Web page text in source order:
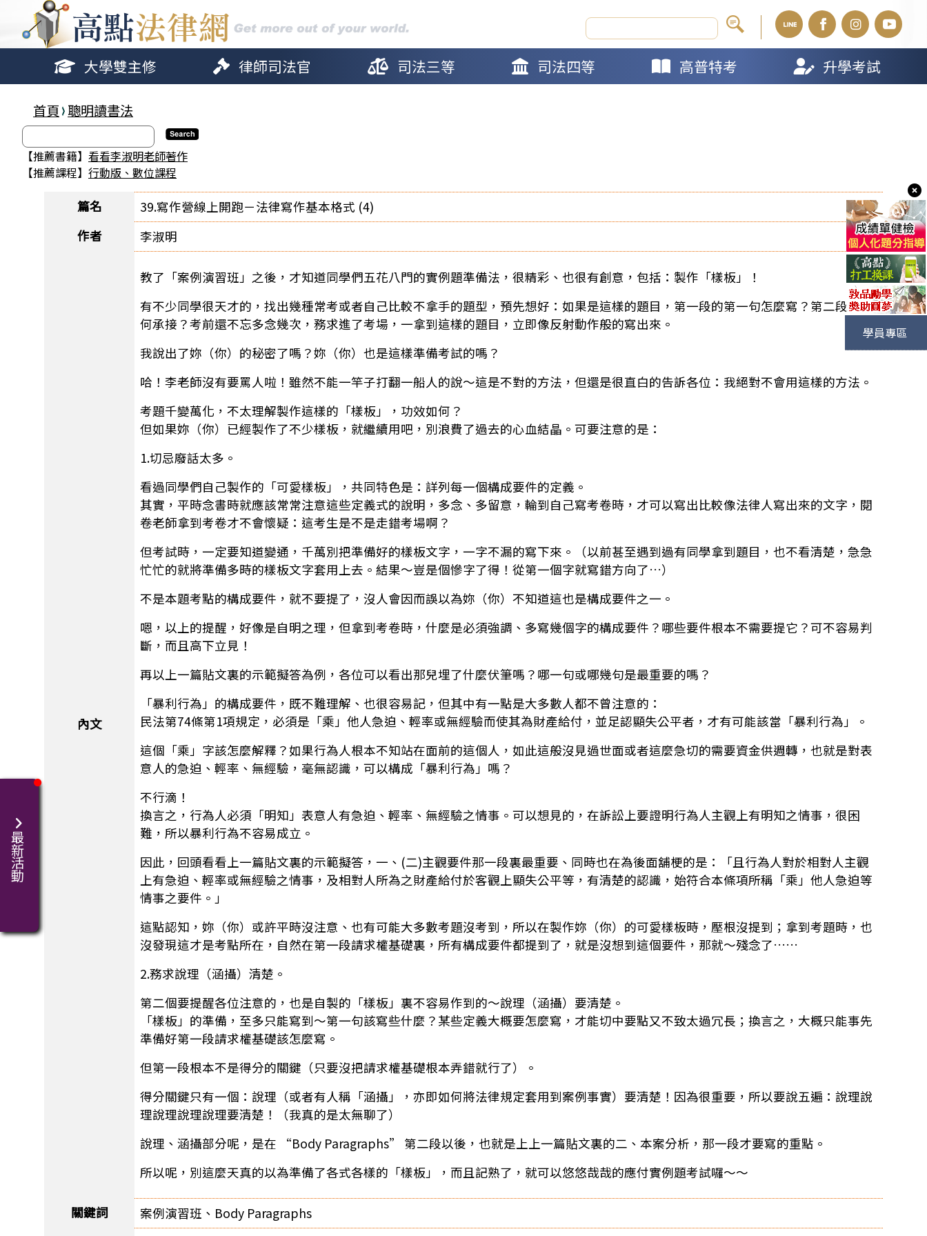
大學雙主修 律師司法官 司法三等 司法四等 高普特考 升學考試
首頁 聰明讀書法
【推薦書籍】 看看李淑明老師著作
【推薦課程】 行動版、數位課程
篇名
39.寫作營線上開跑－法律寫作基本格式 (4)
作者
李淑明
內文
教了「案例演習班」之後，才知道同學們五花八門的實例題準備法，很精彩、也很有創意，包括：製作「樣板」！
有不少同學很天才的，找出幾種常考或者自己比較不拿手的題型，預先想好：如果是這樣的題目，第一段的第一句怎麼寫？第二段又如
何承接？考前還不忘多念幾次，務求進了考場，一拿到這樣的題目，立即像反射動作般的寫出來。
我說出了妳（你）的秘密了嗎？妳（你）也是這樣準備考試的嗎？
哈！李老師沒有要罵人啦！雖然不能一竿子打翻一船人的說～這是不對的方法，但還是很直白的告訴各位：我絕對不會用這樣的方法。
考題千變萬化，不太理解製作這樣的「樣板」，功效如何？
但如果妳（你）已經製作了不少樣板，就繼續用吧，別浪費了過去的心血結晶。可要注意的是：
1.切忌廢話太多。
看過同學們自己製作的「可愛樣板」，共同特色是：詳列每一個構成要件的定義。
其實，平時念書時就應該常常注意這些定義式的說明，多念、多留意，輪到自己寫考卷時，才可以寫出比較像法律人寫出來的文字，閱
卷老師拿到考卷才不會懷疑：這考生是不是走錯考場啊？
但考試時，一定要知道變通，千萬別把準備好的樣板文字，一字不漏的寫下來。（以前甚至遇到過有同學拿到題目，也不看清楚，急急
忙忙的就將準備多時的樣板文字套用上去。結果～豈是個慘字了得！從第一個字就寫錯方向了…）
不是本題考點的構成要件，就不要提了，沒人會因而誤以為妳（你）不知道這也是構成要件之一。
嗯，以上的提醒，好像是自明之理，但拿到考卷時，什麼是必須強調、多寫幾個字的構成要件？哪些要件根本不需要提它？可不容易判
斷，而且高下立見！
再以上一篇貼文裏的示範擬答為例，各位可以看出那兒埋了什麼伏筆嗎？哪一句或哪幾句是最重要的嗎？
「暴利行為」的構成要件，既不難理解、也很容易記，但其中有一點是大多數人都不曾注意的：
民法第74條第1項規定，必須是「乘」他人急迫、輕率或無經驗而使其為財產給付，並足認顯失公平者，才有可能該當「暴利行為」。
這個「乘」字該怎麼解釋？如果行為人根本不知站在面前的這個人，如此這般沒見過世面或者這麼急切的需要資金供週轉，也就是對表
意人的急迫、輕率、無經驗，毫無認識，可以構成「暴利行為」嗎？
不行滴！
換言之，行為人必須「明知」表意人有急迫、輕率、無經驗之情事。可以想見的，在訴訟上要證明行為人主觀上有明知之情事，很困
難，所以暴利行為不容易成立。
因此，回頭看看上一篇貼文裏的示範擬答，一、(二)主觀要件那一段裏最重要、同時也在為後面舖梗的是：「且行為人對於相對人主觀
上有急迫、輕率或無經驗之情事，及相對人所為之財產給付於客觀上顯失公平等，有清楚的認識，始符合本條項所稱「乘」他人急迫等
情事之要件。」
這點認知，妳（你）或許平時沒注意、也有可能大多數考題沒考到，所以在製作妳（你）的可愛樣板時，壓根沒提到；拿到考題時，也
沒發現這才是考點所在，自然在第一段請求權基礎裏，所有構成要件都提到了，就是沒想到這個要件，那就～殘念了……
2.務求說理（涵攝）清楚。
第二個要提醒各位注意的，也是自製的「樣板」裏不容易作到的～說理（涵攝）要清楚。
「樣板」的準備，至多只能寫到～第一句該寫些什麼？某些定義大概要怎麼寫，才能切中要點又不致太過冗長；換言之，大概只能事先
準備好第一段請求權基礎該怎麼寫。
但第一段根本不是得分的關鍵（只要沒把請求權基礎根本弄錯就行了）。
得分關鍵只有一個：說理（或者有人稱「涵攝」，亦即如何將法律規定套用到案例事實）要清楚！因為很重要，所以要說五遍：說理說
理說理說理說理要清楚！（我真的是太無聊了）
說理、涵攝部分呢，是在 “Body Paragraphs” 第二段以後，也就是上上一篇貼文裏的二、本案分析，那一段才要寫的重點。
所以呢，別這麼天真的以為準備了各式各樣的「樣板」，而且記熟了，就可以悠悠哉哉的應付實例題考試囉～～
關鍵詞
案例演習班、Body Paragraphs
學員專區
最新活動